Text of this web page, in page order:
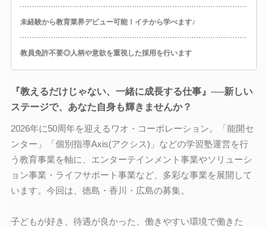
未経験から教育業界デビュー可能！イチから学べます♪
教員免許不要◎人柄や意欲を重視した採用を行います
『教えるだけじゃない、一緒に成長する仕事』──新しい
ステージで、あなた自身も輝きませんか？
2026年に50周年を迎えるワオ・コーポレーション。「能開セ
ンター」「個別指導Axis(アクシス)」などの学習塾運営を行
う教育事業を軸に、エンターテインメント事業やソリューシ
ョン事業・ライフサポート事業など、多彩な事業を展開して
います。今回は、徳島・香川・広島の募集。
子どもが好き、待遇が良かった、働きやすい環境で働きた